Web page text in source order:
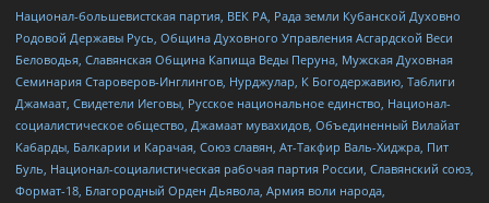
Национал-большевистская партия, ВЕК РА, Рада земли Кубанской Духовно
Родовой Державы Русь, Община Духовного Управления Асгардской Веси
Беловодья, Славянская Община Капища Веды Перуна, Мужская Духовная
Семинария Староверов-Инглингов, Нурджулар, К Богодержавию, Таблиги
Джамаат, Свидетели Иеговы, Русское национальное единство, Национал-
социалистическое общество, Джамаат мувахидов, Объединенный Вилайат
Кабарды, Балкарии и Карачая, Союз славян, Ат-Такфир Валь-Хиджра, Пит
Буль, Национал-социалистическая рабочая партия России, Славянский союз,
Формат-18, Благородный Орден Дьявола, Армия воли народа,